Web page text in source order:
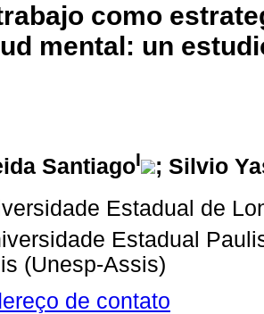
como
mental: un
SantiagoI ; Silvio
Estadual de
Estadual
(Unesp-Assis)
de contato